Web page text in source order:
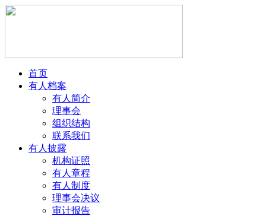
首页
有人档案
有人简介
理事会
组织结构
联系我们
有人披露
机构证照
有人章程
有人制度
理事会决议
审计报告